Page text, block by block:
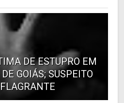
DE ESTUPRO EM
GOIÁS; SUSPEITO